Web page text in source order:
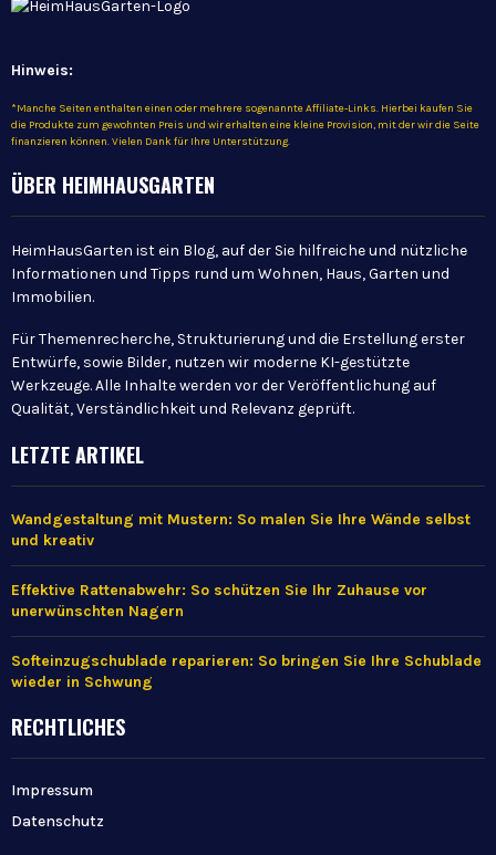
Hinweis:
*Manche Seiten enthalten einen oder mehrere sogenannte Affiliate-Links. Hierbei kaufen Sie
die Produkte zum gewohnten Preis und wir erhalten eine kleine Provision, mit der wir die Seite
finanzieren können. Vielen Dank für Ihre Unterstützung.
ÜBER HEIMHAUSGARTEN
HeimHausGarten ist ein Blog, auf der Sie hilfreiche und nützliche
Informationen und Tipps rund um Wohnen, Haus, Garten und
Immobilien.
Für Themenrecherche, Strukturierung und die Erstellung erster
Entwürfe, sowie Bilder, nutzen wir moderne KI-gestützte
Werkzeuge. Alle Inhalte werden vor der Veröffentlichung auf
Qualität, Verständlichkeit und Relevanz geprüft.
LETZTE ARTIKEL
Wandgestaltung mit Mustern: So malen Sie Ihre Wände selbst
und kreativ
Effektive Rattenabwehr: So schützen Sie Ihr Zuhause vor
unerwünschten Nagern
Softeinzugschublade reparieren: So bringen Sie Ihre Schublade
wieder in Schwung
RECHTLICHES
Impressum
Datenschutz